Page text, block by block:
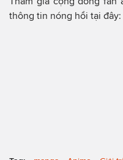
thông tin nóng hổi tại đây: